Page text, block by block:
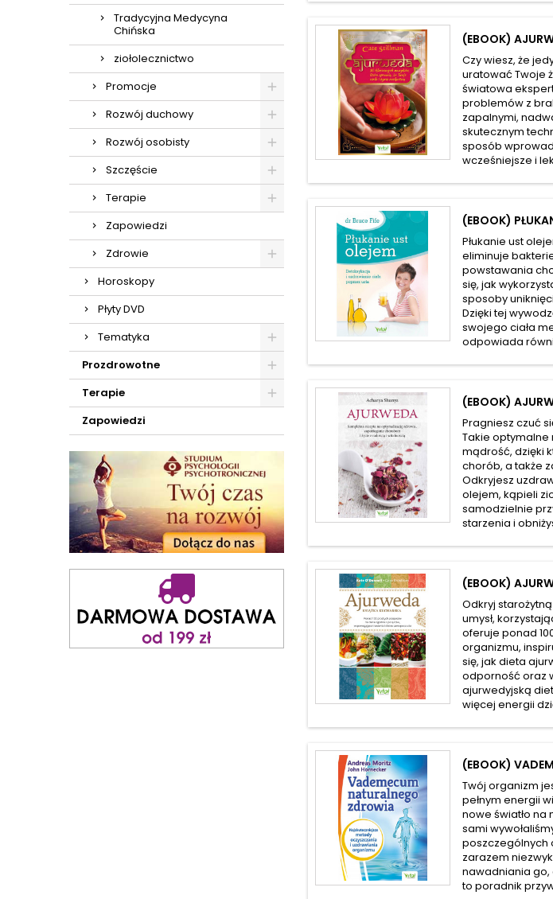
Tradycyjna Medycyna
Chińska
ziołolecznictwo
Promocje
Rozwój duchowy
Rozwój osobisty
Szczęście
Terapie
Zapowiedzi
Zdrowie
Horoskopy
Płyty DVD
Tematyka
Prozdrowotne
Terapie
Zapowiedzi
(EBOOK)
Czy wiesz, że
uratować Twoje
światowa
problemów z
zapalnymi,
skutecznym
sposób
wcześniejsze i
(EBOOK)
Płukanie ust
eliminuje
powstawania
się, jak
sposoby
Dzięki tej
swojego ciała
odpowiada
(EBOOK)
Pragniesz czuć
Takie optymalne
mądrość, dzięki
chorób, a także
Odkryjesz
olejem, kąpieli
samodzielnie
starzenia i
(EBOOK)
Odkryj
umysł,
oferuje ponad
organizmu,
się, jak dieta
odporność oraz
ajurwedyjską
więcej energii
(EBOOK)
Twój organizm
pełnym energii
nowe światło
sami
poszczególnych
zarazem
nawadniania
to poradnik